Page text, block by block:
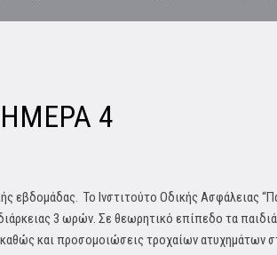
4
εβδομάδας. Το Ινστιτούτο Οδικής Ασφάλειας
3 ωρών. Σε θεωρητικό επίπεδο τα
και προσομοιώσεις τροχαίων ατυχημάτων